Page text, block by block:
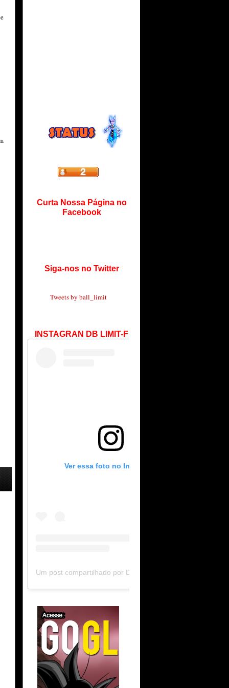
Curta Nossa Página no
Facebook
Siga-nos no Twitter
Tweets by ball_limit
INSTAGRAN DB LIMIT-F
Ver essa foto no Instagram